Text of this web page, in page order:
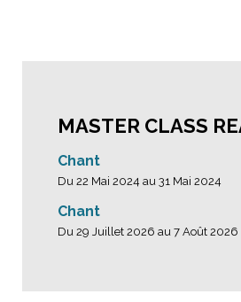
MASTER CLASS
Chant
Du 22 Mai 2024 au 31 Mai 2024
Chant
Du 29 Juillet 2026 au 7 Août 2026